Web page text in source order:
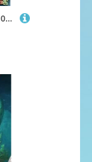
Mulcharmy Purulia MP25-EN085 Secret Rare Englisch Boosterfrisch 1. Auflage - 2025 Mega-Pack Tin - mit ReCollectibles-Versandschutz - für Yu-Gi-Oh!